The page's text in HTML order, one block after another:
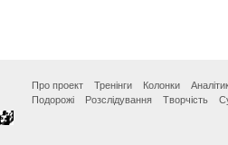
Про проект Тренінги Колонки
Подорожі
Розслідування Творчість